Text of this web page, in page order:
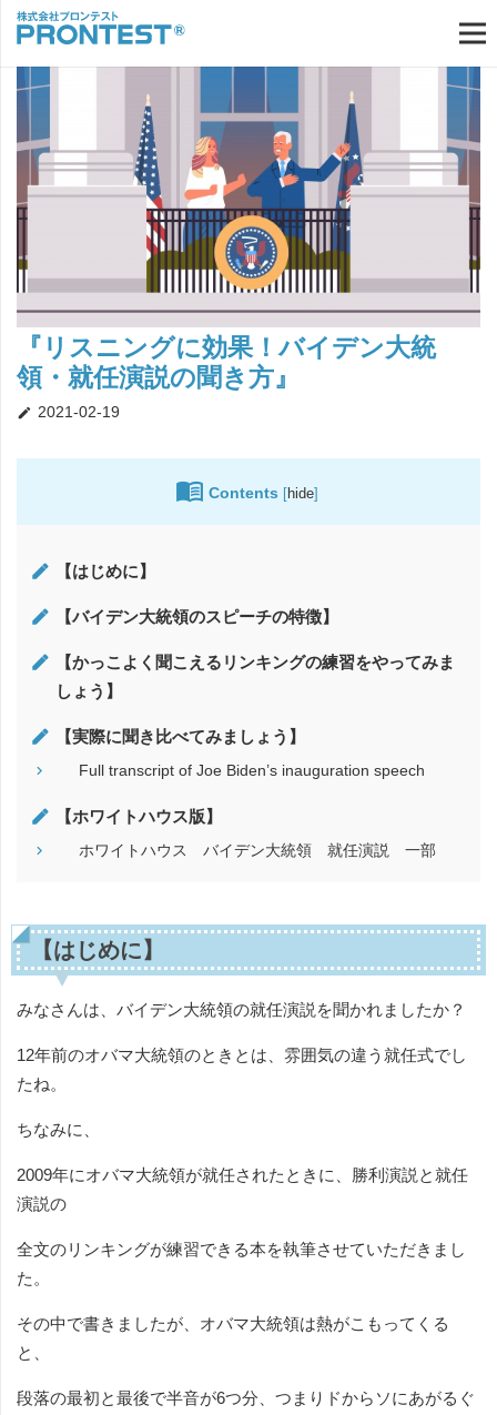
『リスニングに効果！バイデン大統
領・就任演説の聞き方』
create 2021-02-19
Contents [hide]
【はじめに】
【バイデン大統領のスピーチの特徴】
【かっこよく聞こえるリンキングの練習をやってみま
しょう】
【実際に聞き比べてみましょう】
Full transcript of Joe Biden’s inauguration speech
【ホワイトハウス版】
ホワイトハウス バイデン大統領 就任演説 一部
【はじめに】
みなさんは、バイデン大統領の就任演説を聞かれましたか？
12年前のオバマ大統領のときとは、雰囲気の違う就任式でし
たね。
ちなみに、
2009年にオバマ大統領が就任されたときに、勝利演説と就任
演説の
全文のリンキングが練習できる本を執筆させていただきまし
た。
その中で書きましたが、オバマ大統領は熱がこもってくる
と、
段落の最初と最後で半音が6つ分、つまりドからソにあがるぐ